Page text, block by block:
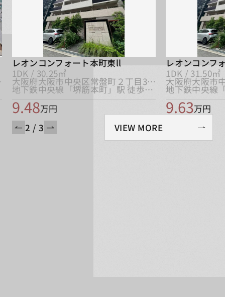
11
レオンコンフォート本町東ll
1DK / 30.25㎡
大阪府大阪市中央区常盤町２丁目3-22
地下鉄中央線「堺筋本町」駅 徒歩5分
9.48万円
レオンコンフ
1DK / 31.50㎡
9.63万円
2 / 3
VIEW MORE